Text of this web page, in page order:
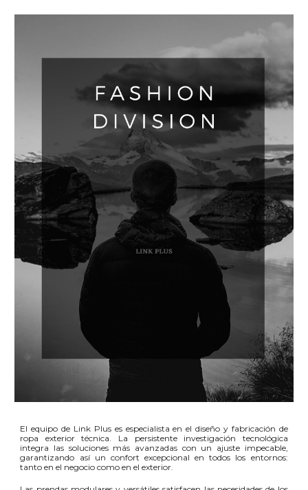
El equipo de Link Pluses especialista en el diseño y fabricación de
ropa exterior técnica. La persistente investigación tecnológica
integra las soluciones más avanzadas con un ajuste impecable,
garantizando así un confort excepcional en todos los entornos:
tanto en el negocio como en el exterior.